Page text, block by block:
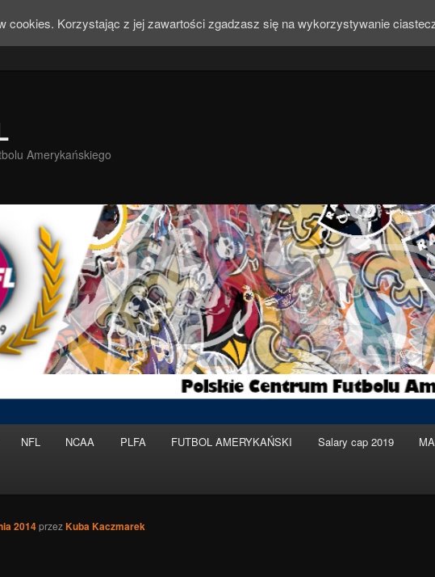
Amerykańskiego
NFL NCAA PLFA FUTBOL AMERYKAŃSKI Salary cap 2019
2014przezKuba Kaczmarek
cookies. Korzystając z jej zawartości zgadzasz się na wykorzystywanie